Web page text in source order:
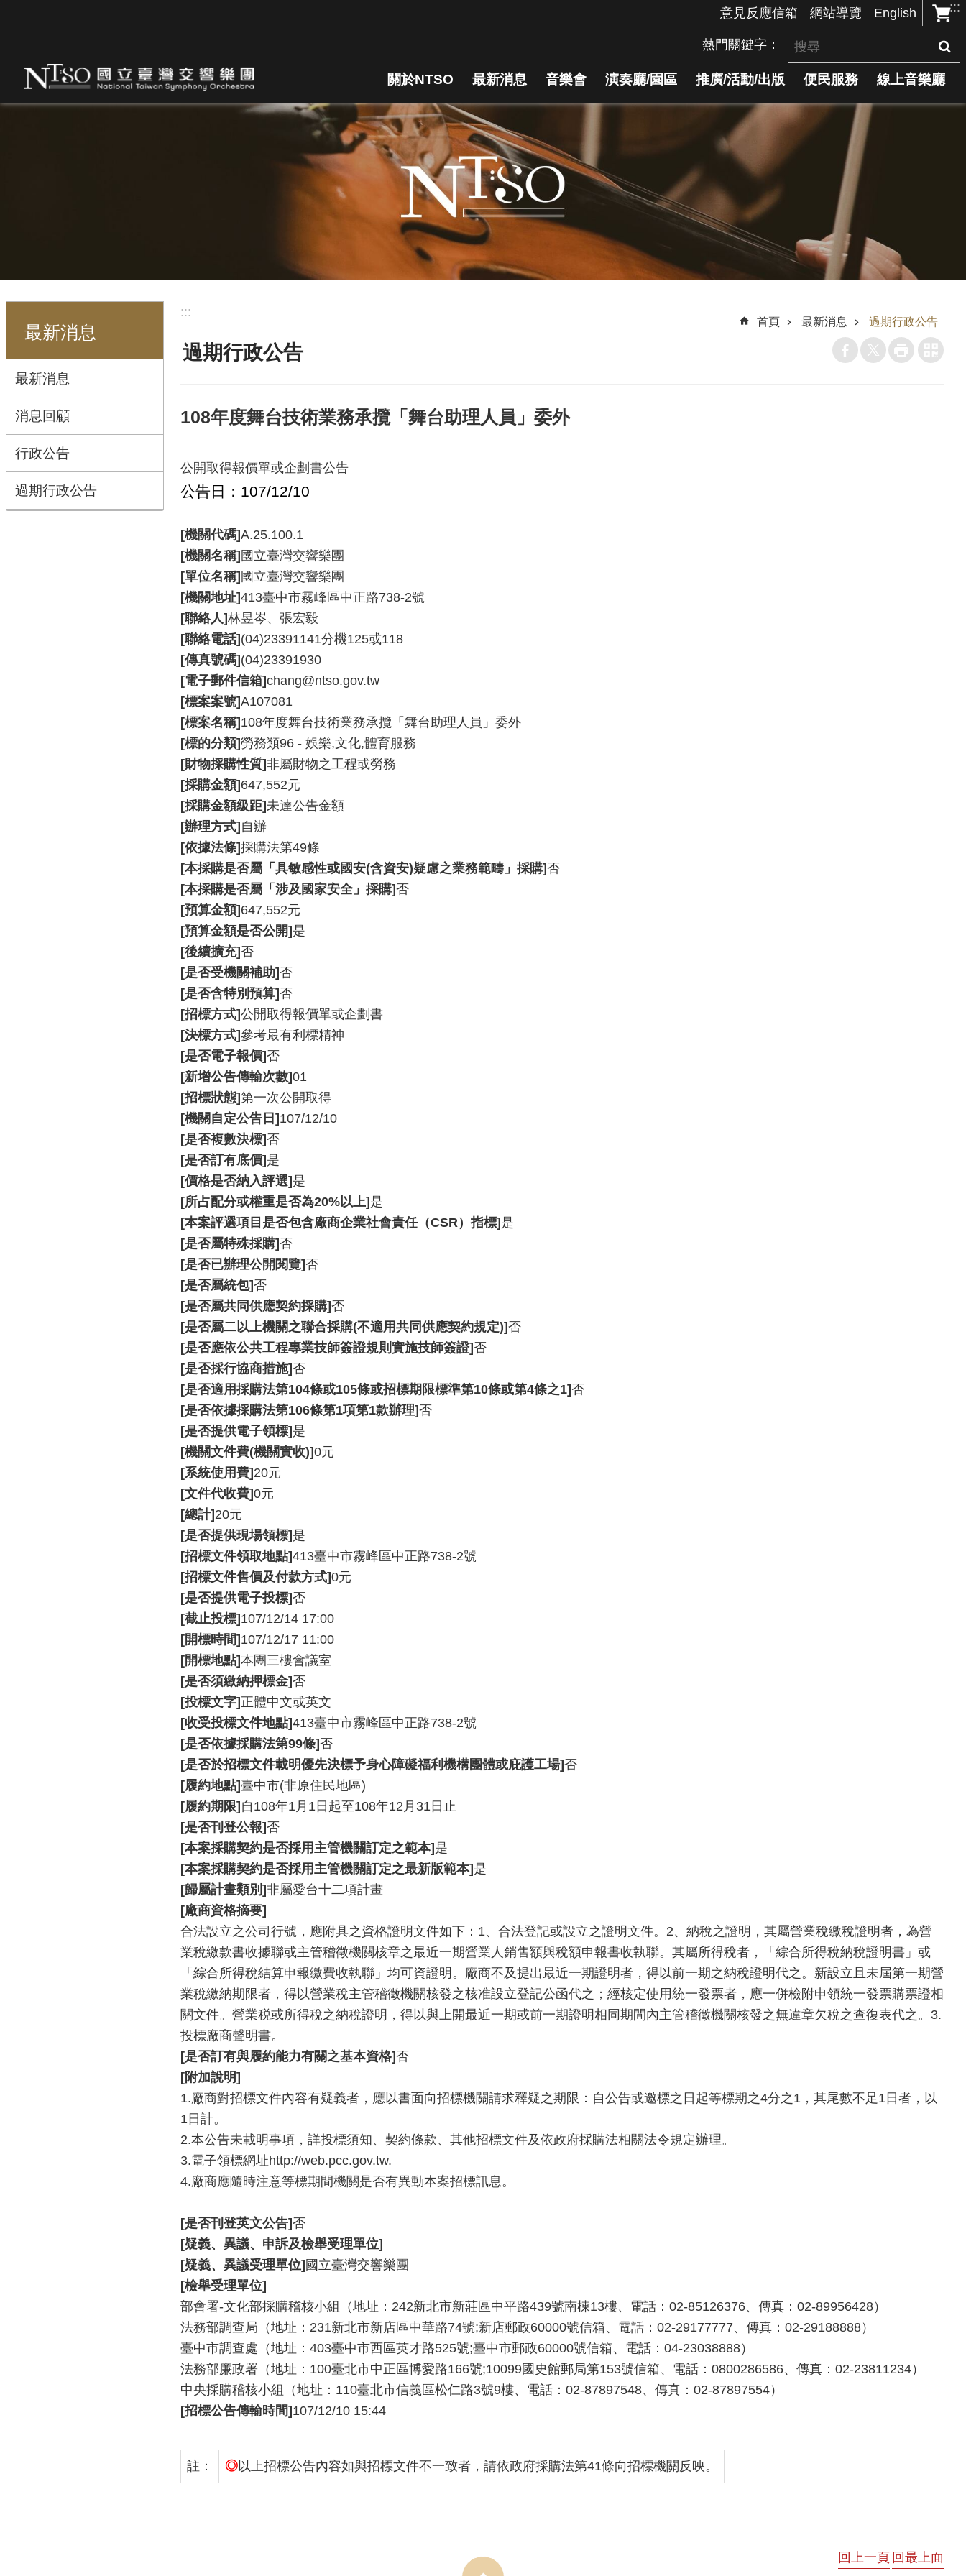
:::
意見反應信箱 網站導覽 English
熱門關鍵字
關於NTSO 最新消息 音樂會 演奏廳/園區 推廣/活動/出版 便民服務 線上音樂廳
最新消息
最新消息
消息回顧
行政公告
過期行政公告
:::
首頁 最新消息 過期行政公告
過期行政公告
108年度舞台技術業務承攬「舞台助理人員」委外
公開取得報價單或企劃書公告
公告日：107/12/10
[機關代碼]A.25.100.1
[機關名稱] 國立臺灣交響樂團
[單位名稱] 國立臺灣交響樂團
[機關地址]413臺中市霧峰區中正路738-2號
[聯絡人]林昱岑、張宏毅
[聯絡電話] (04)23391141分機125或118
[傳真號碼] (04)23391930
[電子郵件信箱]chang@ntso.gov.tw
[標案案號]A107081
[標案名稱] 108年度舞台技術業務承攬「舞台助理人員」委外
[標的分類]勞務類96 - 娛樂,文化,體育服務
[財物採購性質]非屬財物之工程或勞務
[採購金額] 647,552元
[採購金額級距]未達公告金額
[辦理方式] 自辦
[依據法條]採購法第49條
[本採購是否屬「具敏感性或國安(含資安)疑慮之業務範疇」採購]否
[本採購是否屬「涉及國家安全」採購]否
[預算金額] 647,552元
[預算金額是否公開] 是
[後續擴充]否
[是否受機關補助]否
[是否含特別預算]否
[招標方式]公開取得報價單或企劃書
[決標方式]參考最有利標精神
[是否電子報價]否
[新增公告傳輸次數]01
[招標狀態]第一次公開取得
[機關自定公告日] 107/12/10
[是否複數決標]否
[是否訂有底價] 是
[價格是否納入評選] 是
[所占配分或權重是否為20%以上] 是
[本案評選項目是否包含廠商企業社會責任（CSR）指標] 是
[是否屬特殊採購]否
[是否已辦理公開閱覽]否
[是否屬統包]否
[是否屬共同供應契約採購]否
[是否屬二以上機關之聯合採購(不適用共同供應契約規定)]否
[是否應依公共工程專業技師簽證規則實施技師簽證]否
[是否採行協商措施]否
[是否適用採購法第104條或105條或招標期限標準第10條或第4條之1]否
[是否依據採購法第106條第1項第1款辦理]否
[是否提供電子領標] 是
[機關文件費(機關實收)]0元
[系統使用費] 20元
[文件代收費]0元
[總計] 20元
[是否提供現場領標] 是
[招標文件領取地點]413臺中市霧峰區中正路738-2號
[招標文件售價及付款方式]0元
[是否提供電子投標]否
[截止投標] 107/12/14 17:00
[開標時間] 107/12/17 11:00
[開標地點]本團三樓會議室
[是否須繳納押標金]否
[投標文字] 正體中文或英文
[收受投標文件地點]413臺中市霧峰區中正路738-2號
[是否依據採購法第99條]否
[是否於招標文件載明優先決標予身心障礙福利機構團體或庇護工場]否
[履約地點]臺中市(非原住民地區)
[履約期限] 自108年1月1日起至108年12月31日止
[是否刊登公報]否
[本案採購契約是否採用主管機關訂定之範本] 是
[本案採購契約是否採用主管機關訂定之最新版範本] 是
[歸屬計畫類別]非屬愛台十二項計畫
[廠商資格摘要]
合法設立之公司行號，應附具之資格證明文件如下：1、合法登記或設立之證明文件。2、納稅之證明，其屬營業稅繳稅證明者，為營
業稅繳款書收據聯或主管稽徵機關核章之最近一期營業人銷售額與稅額申報書收執聯。其屬所得稅者，「綜合所得稅納稅證明書」或
「綜合所得稅結算申報繳費收執聯」均可資證明。廠商不及提出最近一期證明者，得以前一期之納稅證明代之。新設立且未屆第一期營
業稅繳納期限者，得以營業稅主管稽徵機關核發之核准設立登記公函代之；經核定使用統一發票者，應一併檢附申領統一發票購票證相
關文件。營業税或所得稅之納稅證明，得以與上開最近一期或前一期證明相同期間內主管稽徵機關核發之無違章欠稅之查復表代之。3.
投標廠商聲明書。
[是否訂有與履約能力有關之基本資格]否
[附加說明]
1.廠商對招標文件內容有疑義者，應以書面向招標機關請求釋疑之期限：自公告或邀標之日起等標期之4分之1，其尾數不足1日者，以
1日計。
2.本公告未載明事項，詳投標須知、契約條款、其他招標文件及依政府採購法相關法令規定辦理。
3.電子領標網址http://web.pcc.gov.tw.
4.廠商應隨時注意等標期間機關是否有異動本案招標訊息。
[是否刊登英文公告]否
[疑義、異議、申訴及檢舉受理單位]
[疑義、異議受理單位] 國立臺灣交響樂團
[檢舉受理單位]
部會署-文化部採購稽核小組（地址：242新北市新莊區中平路439號南棟13樓、電話：02-85126376、傳真：02-89956428）
法務部調查局（地址：231新北市新店區中華路74號;新店郵政60000號信箱、電話：02-29177777、傳真：02-29188888）
臺中市調查處（地址：403臺中市西區英才路525號;臺中市郵政60000號信箱、電話：04-23038888）
法務部廉政署（地址：100臺北市中正區博愛路166號;10099國史館郵局第153號信箱、電話：0800286586、傳真：02-23811234）
中央採購稽核小組（地址：110臺北市信義區松仁路3號9樓、電話：02-87897548、傳真：02-87897554）
[招標公告傳輸時間] 107/12/10 15:44
註： ◎以上招標公告內容如與招標文件不一致者，請依政府採購法第41條向招標機關反映。
回上一頁 回最上面